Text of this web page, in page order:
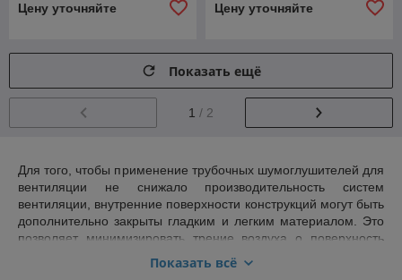
Цену уточняйте Цену уточняйте
Показать ещё
1 / 2
Для того, чтобы применение трубочных шумоглушителей для
вентиляции не снижало производительность систем
вентиляции, внутренние поверхности конструкций могут быть
дополнительно закрыты гладким и легким материалом. Это
позволяет минимизировать трение воздуха о поверхность
шумоглушителя и не снижать таким образом напор газовых
смесей, проходящих по воздуховодам. Применение
Показать всё